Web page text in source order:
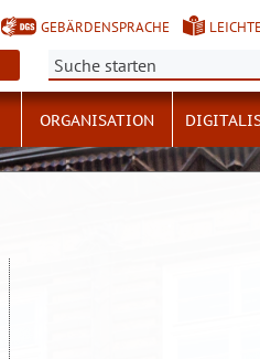
GEBÄRDENSPRACHE
Suche:
ORGANISATION